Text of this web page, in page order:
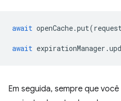
await openCache.put(
await expirationManager .
Em seguida, sempre que